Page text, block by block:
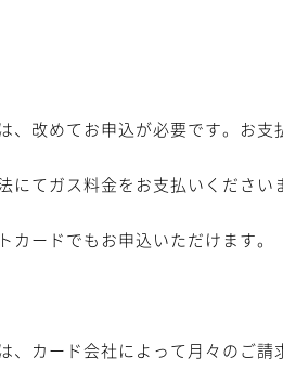
改めてお申込が必要です。お支
てガス料金をお支払いください
ードでもお申込いただけます。
カード会社によって月々のご請